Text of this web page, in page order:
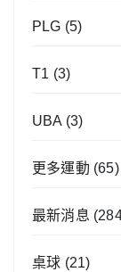
PLG (5)
T1 (3)
UBA (3)
更多運動 (65)
最新消息
桌球 (21)